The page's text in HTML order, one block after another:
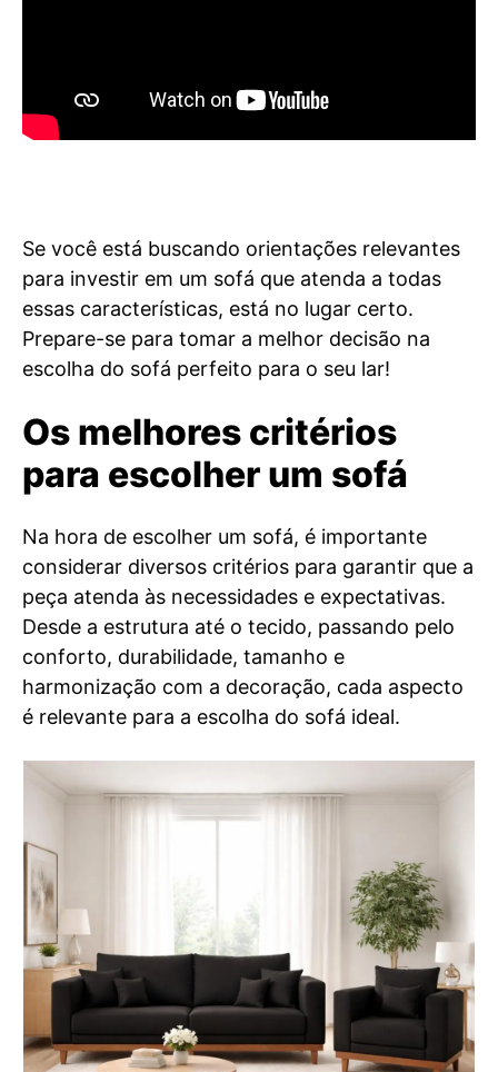
Se você está buscando orientações relevantes
para investir em um sofá que atenda a todas
essas características, está no lugar certo.
Prepare-se para tomar a melhor decisão na
escolha do sofá perfeito para o seu lar!
Os melhores critérios
para escolher um sofá
Na hora de escolher um sofá, é importante
considerar diversos critérios para garantir que a
peça atenda às necessidades e expectativas.
Desde a estrutura até o tecido, passando pelo
conforto, durabilidade, tamanho e
harmonização com a decoração, cada aspecto
é relevante para a escolha do sofá ideal.